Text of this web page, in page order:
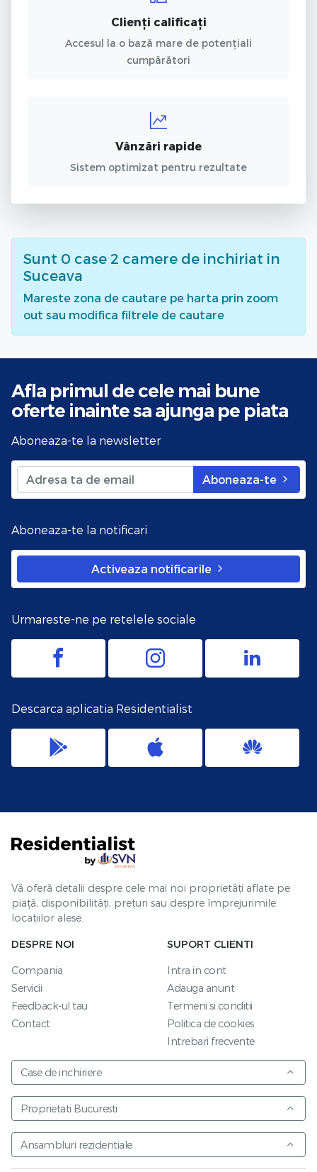
Clienți calificați
Accesul la o bază mare de potențiali
cumpărători
Vânzări rapide
Sistem optimizat pentru rezultate
Sunt 0 case 2 camere de inchiriat in
Suceava
Mareste zona de cautare pe harta prin zoom
out sau modifica filtrele de cautare
Afla primul de cele mai bune
oferte inainte sa ajunga pe piata
Aboneaza-te la newsletter
Aboneaza-te
Aboneaza-te la notificari
Activeaza notificarile
Urmareste-ne pe retelele sociale
Descarca aplicatia Residentialist
Vă oferă detalii despre cele mai noi proprietăți aflate pe
piață, disponibilități, prețuri sau despre împrejurimile
locațiilor alese.
DESPRE NOI
Compania
Servicii
Feedback-ul tau
Contact
SUPORT CLIENTI
Intra in cont
Adauga anunt
Termeni si conditii
Politica de cookies
Intrebari frecvente
Case de inchiriere
Proprietati Bucuresti
Ansambluri rezidentiale